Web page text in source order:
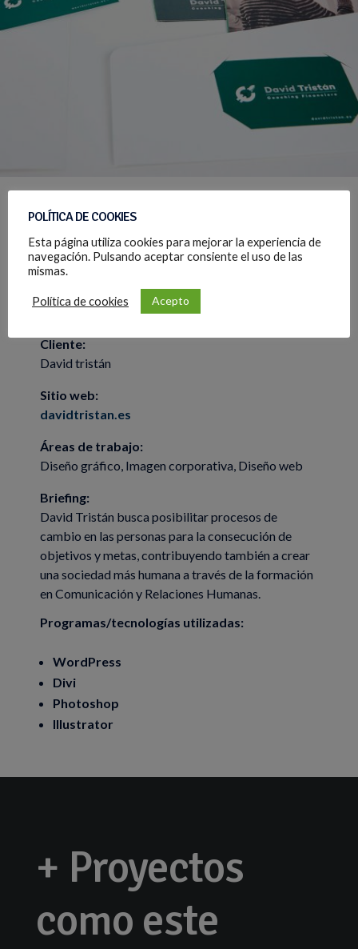
David Tristán, coaching
financiero
Cliente:
David tristán
Sitio web:
davidtristan.es
Áreas de trabajo:
Diseño gráfico, Imagen corporativa, Diseño web
Briefing:
David Tristán busca posibilitar procesos de
cambio en las personas para la consecución de
objetivos y metas, contribuyendo también a crear
una sociedad más humana a través de la formación
en Comunicación y Relaciones Humanas.
Programas/tecnologías utilizadas:
WordPress
Divi
Photoshop
Illustrator
+ Proyectos
como este
POLÍTICA DE COOKIES
Esta página utiliza cookies para mejorar la experiencia de
navegación. Pulsando aceptar consiente el uso de las
mismas.
Política de cookies Acepto